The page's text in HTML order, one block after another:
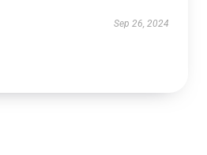
Sep 26, 2024